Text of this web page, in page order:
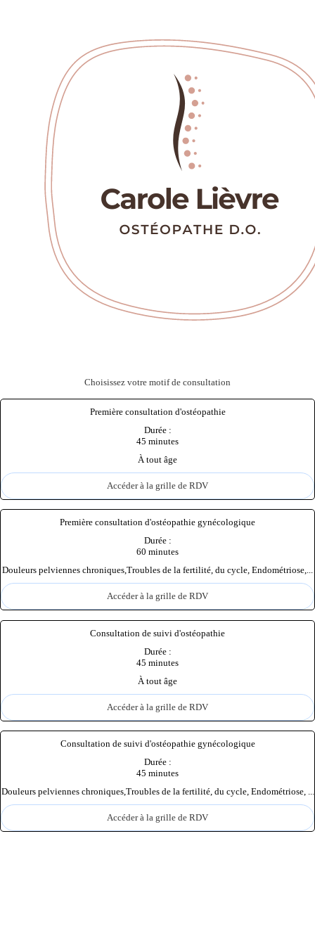
Choisissez votre motif de consultation
Première consultation d'ostéopathie
Durée :
45 minutes
À tout âge
Accéder à la grille de RDV
Première consultation d'ostéopathie gynécologique
Durée :
60 minutes
Douleurs pelviennes chroniques,Troubles de la fertilité, du cycle, Endométriose,...
Accéder à la grille de RDV
Consultation de suivi d'ostéopathie
Durée :
45 minutes
À tout âge
Accéder à la grille de RDV
Consultation de suivi d'ostéopathie gynécologique
Durée :
45 minutes
Douleurs pelviennes chroniques,Troubles de la fertilité, du cycle, Endométriose, ...
Accéder à la grille de RDV